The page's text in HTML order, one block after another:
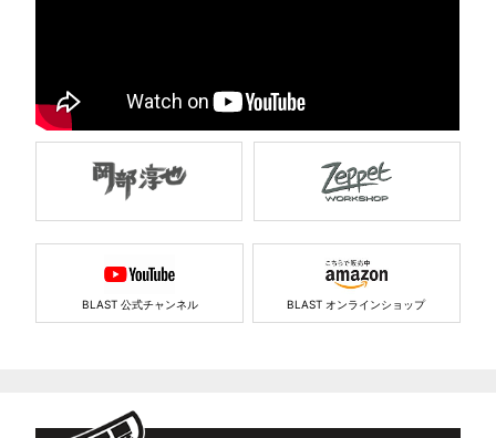
BLAST 公式チャンネル BLAST オンラインショップ